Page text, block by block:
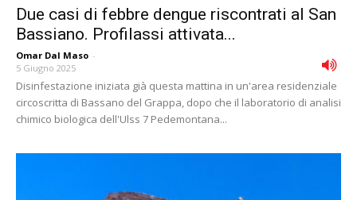
Due casi di febbre dengue riscontrati al San
Bassiano. Profilassi attivata...
Omar Dal Maso -
5 Giugno 2025
Disinfestazione iniziata già questa mattina in un'area residenziale
circoscritta di Bassano del Grappa, dopo che il laboratorio di analisi
chimico biologica dell'Ulss 7 Pedemontana...